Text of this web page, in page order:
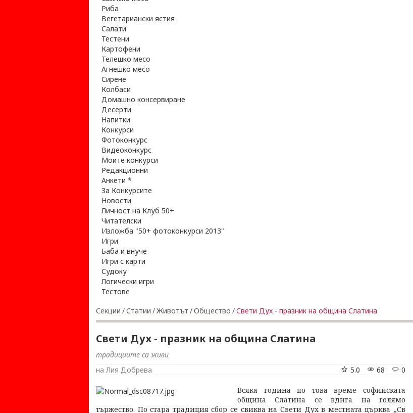
Риба
Вегетариански ястия
Салати
Тестени
Картофени
Телешко месо
Агнешко месо
Сирене
Колбаси
Домашно консервиране
Десерти
Напитки
Конкурси
Фотоконкурс
Видеоконкурс
Моите конкурси
Редакционни
Анкети *
За Конкурсите
Новости
Личност на Клуб 50+
Читателски
Изложба "50+ фотоконкурси 2013"
Игри
Баба и внуче
Игри с карти
Судоку
Логически игри
Тестове
Секции /Статии /Животът /Общество /Свети Дух - празник на община Слатина
Свети Дух - празник на община Слатина
традициите са живи
на Лия Добрева
0
68
5.0
Всяка година по това време софийската
община Слатина се вдига на голямо
тържество. По стара традиция сбор се свиква на Свети Дух в местната църква „Св